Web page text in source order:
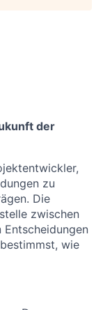
der
zu
Die
zwischen
wie